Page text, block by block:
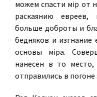
можем спасти мiр от
раскаянию
больше доброты и
бедняков и изгнание
основы мiра.
нанесен в то место,
отправились в